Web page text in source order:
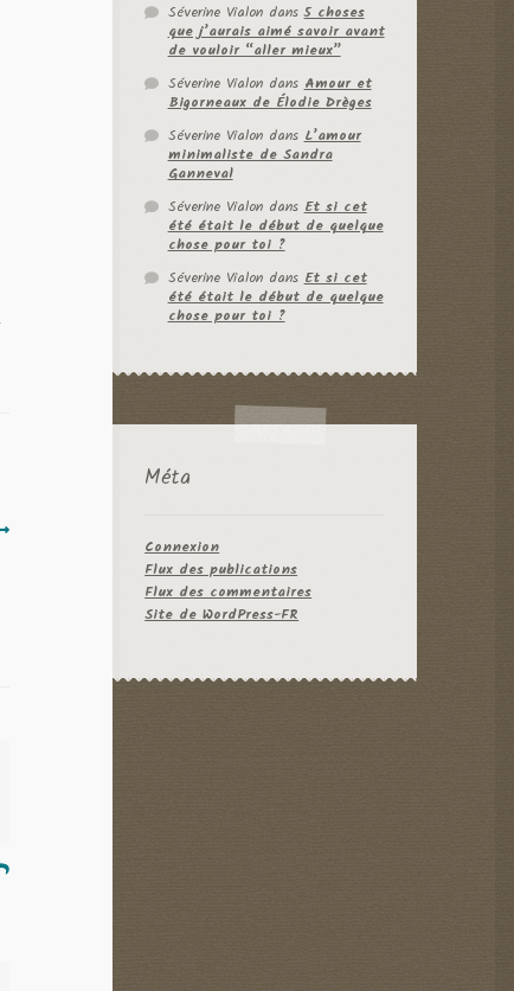
Séverine Vialondans5 choses
que j’aurais aimé savoir avant
de vouloir “aller mieux”
Séverine VialondansAmour et
Bigorneaux de Élodie Drèges
Séverine VialondansL’amour
minimaliste de Sandra
Ganneval
Séverine VialondansEt si cet
été était le début de quelque
chose pour toi ?
Séverine VialondansEt si cet
été était le début de quelque
chose pour toi ?
Méta
Connexion
Flux des publications
Flux des commentaires
Site de WordPress-FR